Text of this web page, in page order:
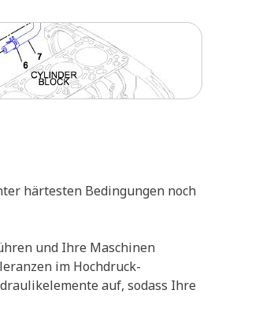
härtesten Bedingungen noch
und Ihre Maschinen
im Hochdruck-
auf, sodass Ihre